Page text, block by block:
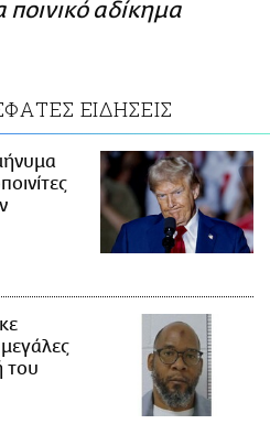
ποινικό αδίκημα
ΕΙΔΗΣΕΙΣ
του